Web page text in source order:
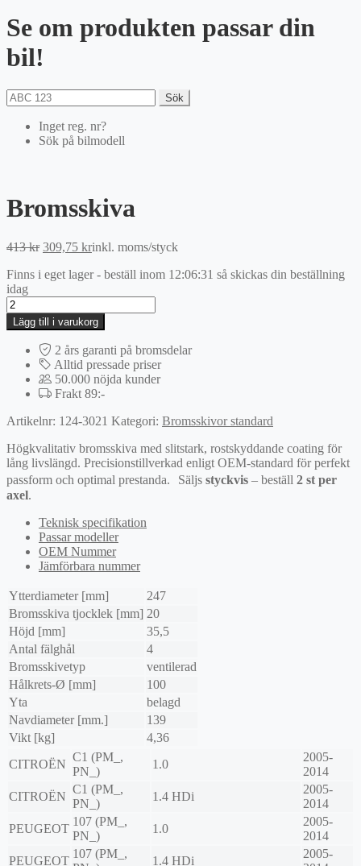
Se om produkten passar din
bil!
Sök
Inget reg. nr?
Sök på bilmodell
Bromsskiva
413kr Det
priset
309,75 krDet
priset
inkl. moms/styck
Finns i eget lager - beställ inom 12:06:31 så skickas din beställning
idag
Bromsskiva
mängd
Lägg till i varukorg
2 års garanti på bromsdelar
Alltid pressade priser
50.000 nöjda kunder
Frakt 89:-
Artikelnr: 124-3021 Kategori: Bromsskivor standard
Högkvalitativ bromsskiva med slitstark, rostskyddande coating för
lång livslängd. Precisionstillverkad enligt OEM-standard för perfekt
passform och optimal prestanda. Säljs styckvis – beställ 2 st per
axel.
Teknisk specifikation
Passar modeller
OEM Nummer
Jämförbara nummer
Ytterdiameter [mm]
247
Bromsskiva tjocklek [mm] 20
Höjd [mm]
35,5
Antal fälghål
4
Bromsskivetyp
ventilerad
Hålkrets-Ø [mm]
100
Yta
belagd
Navdiameter [mm.]
139
Vikt [kg]
4,36
CITROËN
C1 (PM_,
PN_)
1.0
2005-
2014
CITROËN
C1 (PM_,
PN_)
1.4 HDi
2005-
2014
PEUGEOT
107 (PM_,
PN_)
1.0
2005-
2014
PEUGEOT
107 (PM_,
1.4 HDi
2005-